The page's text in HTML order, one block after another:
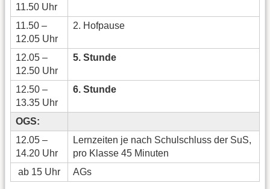
11.50 Uhr
11.50 –
12.05 Uhr
2. Hofpause
12.05 –
12.50 Uhr
5. Stunde
12.50 –
13.35 Uhr
6. Stunde
OGS:
12.05 –
14.20 Uhr
Lernzeiten je nach Schulschluss der SuS,
pro Klasse 45 Minuten
ab 15 Uhr
AGs